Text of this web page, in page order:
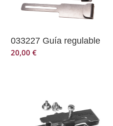
033227 Guía regulable
20,00€